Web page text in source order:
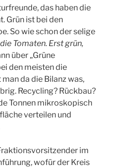
das haben die
Grün ist bei den
So wie schon der selige
Tomaten. Erst grün,
über „Grüne
den meisten die
da die Bilanz was,
Recycling? Rückbau?
Tonnen mikroskopisch
verteilen und
im
wofür der Kreis